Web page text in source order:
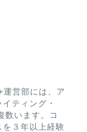
営部には、ア
ティング・
数います。コ
３年以上経験